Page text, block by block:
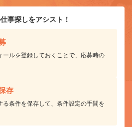
事探しをアシスト！
ールを登録しておくことで、応募時の
存
る条件を保存して、条件設定の手間を